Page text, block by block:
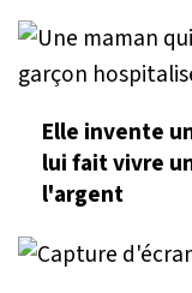
Elle invente
lui fait vivre
l'argent